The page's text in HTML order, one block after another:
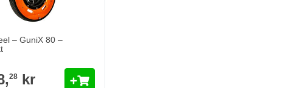
– GuniX 80 –
28kr